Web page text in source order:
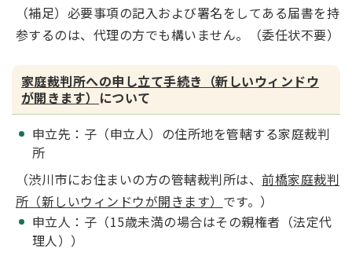
（補足）必要事項の記入および署名をしてある届書を持
参するのは、代理の方でも構いません。（委任状不要）
家庭裁判所への申し立て手続き（新しいウィンドウ
が開きます） について
申立先：子（申立人）の住所地を管轄する家庭裁判
所
（渋川市にお住まいの方の管轄裁判所は、前橋家庭裁判
所（新しいウィンドウが開きます） です。）
申立人：子（15歳未満の場合はその親権者（法定代
理人））